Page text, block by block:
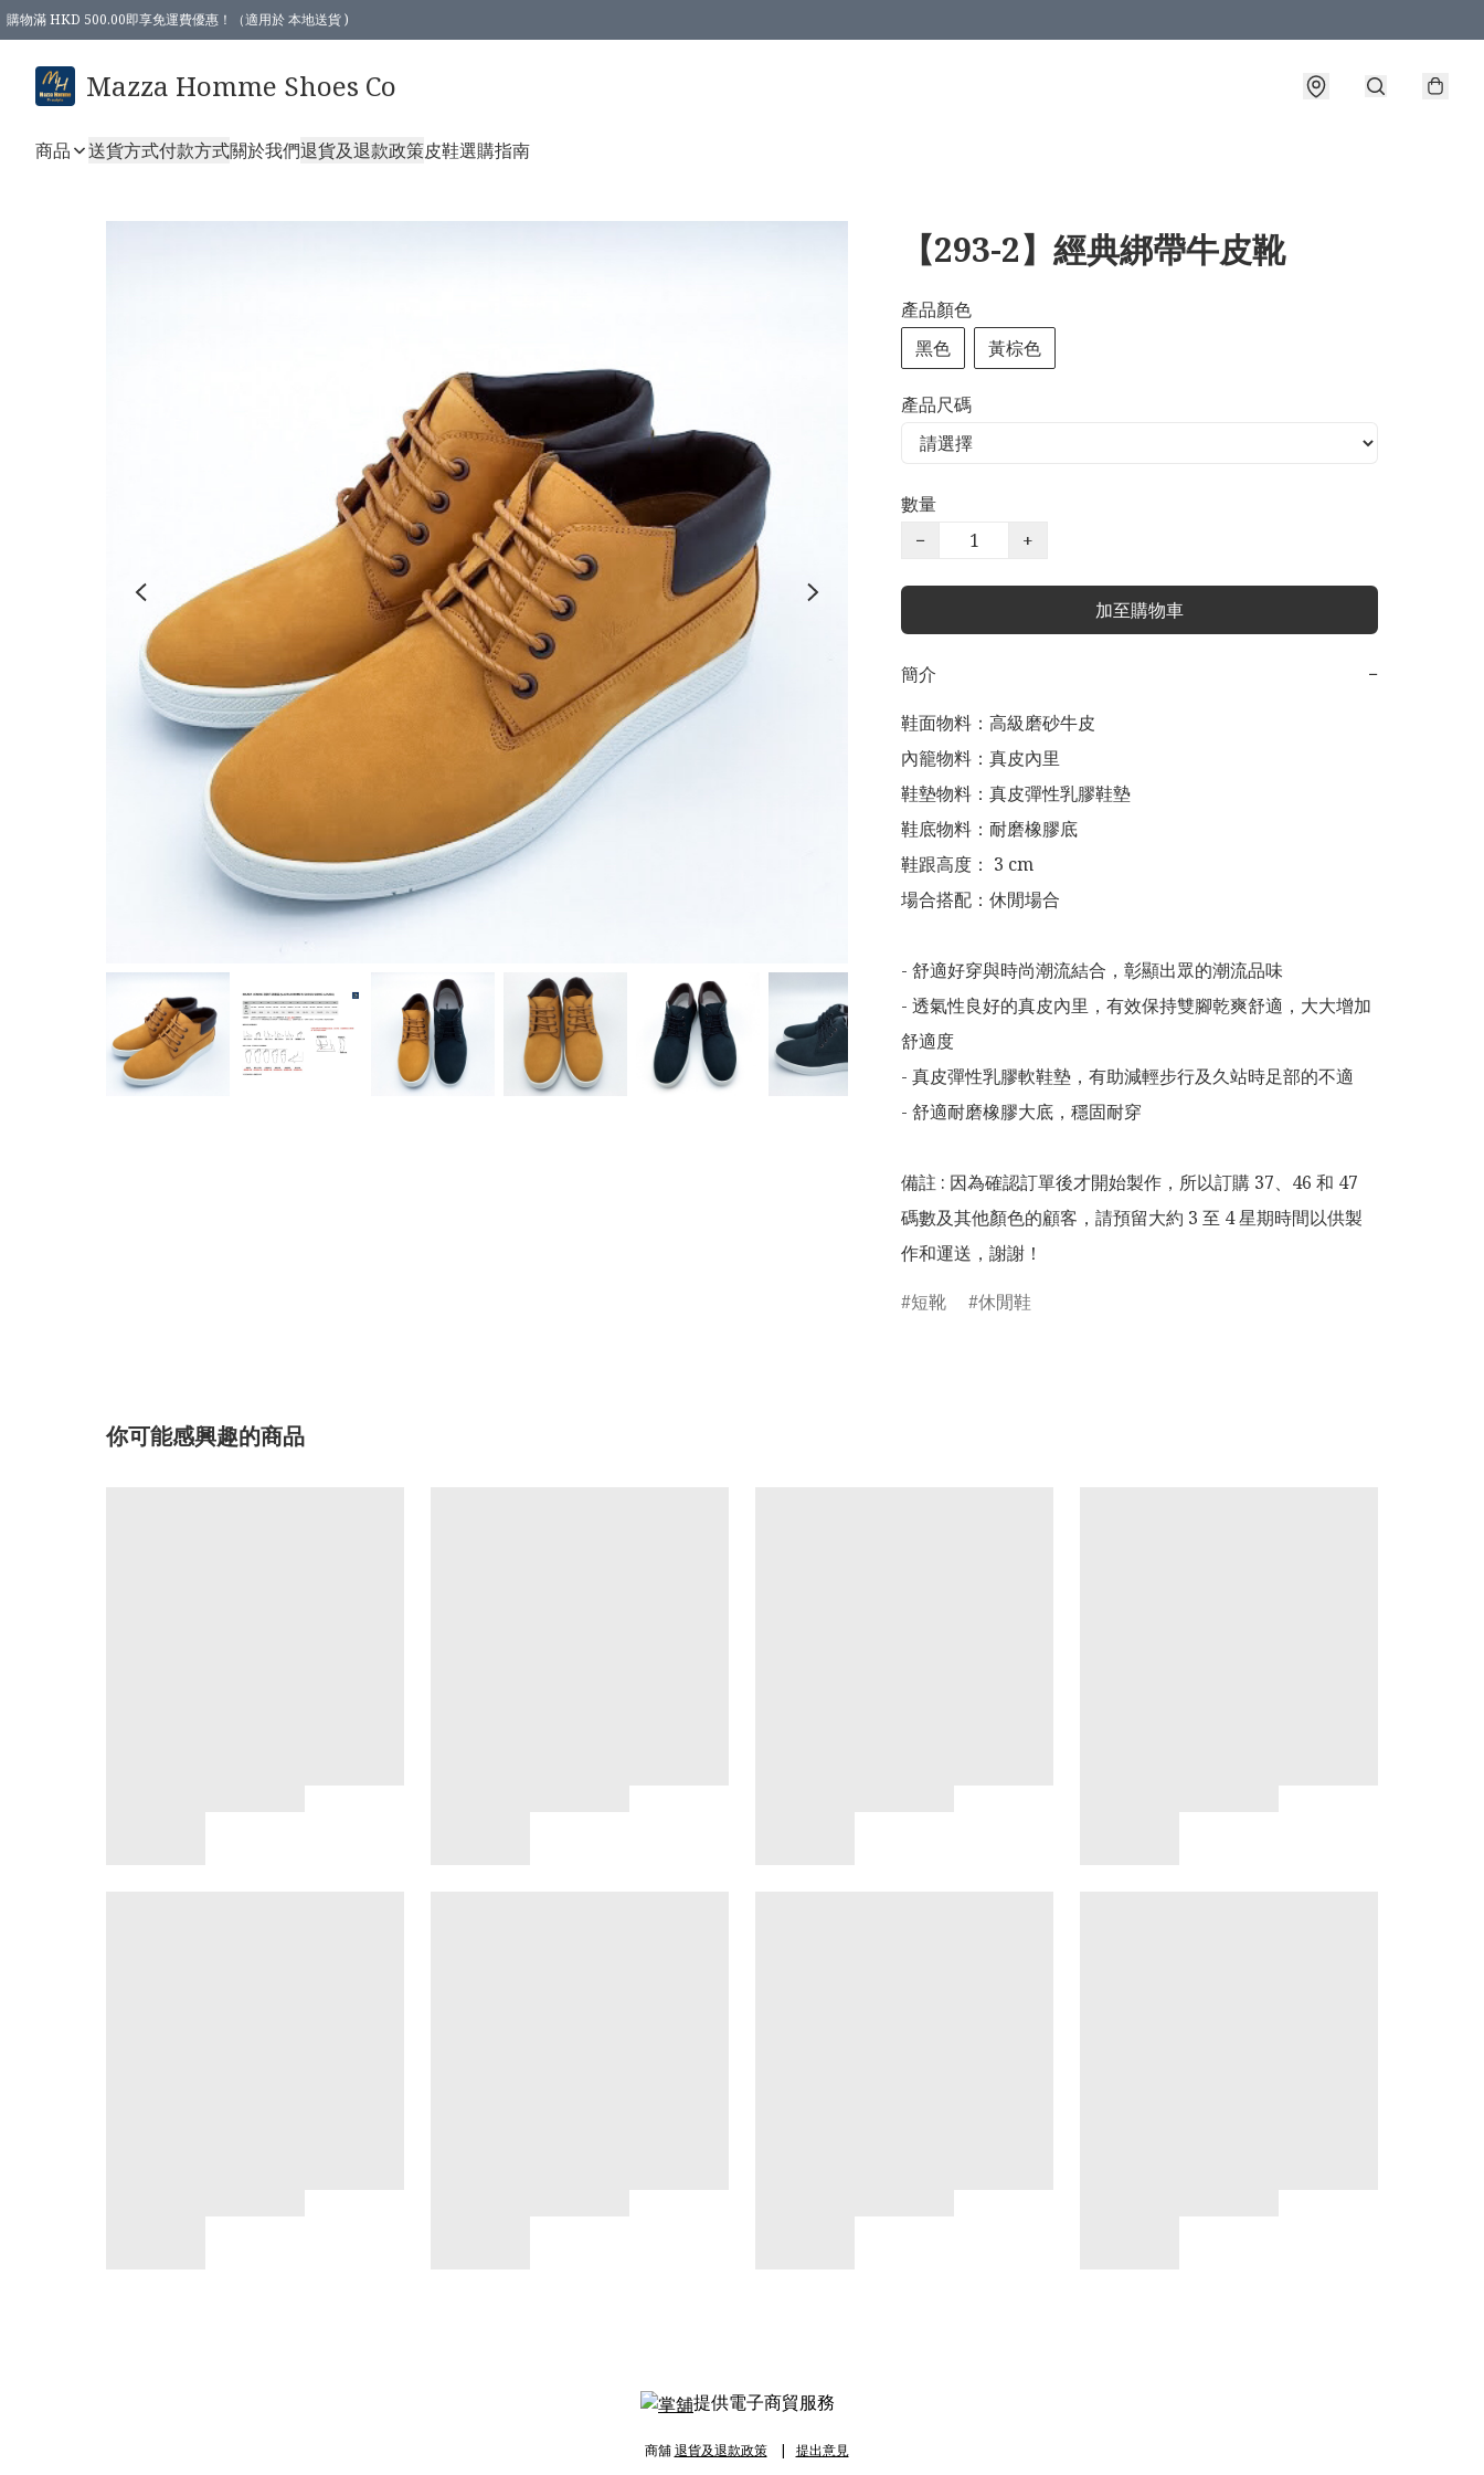
購物滿 HKD 500.00即享免運費優惠！（適用於 本地送貨 )
Mazza Homme Shoes Co
商品 送貨方式付款方式關於我們退貨及退款政策皮鞋選購指南
【293-2】經典綁帶牛皮靴
產品顏色
黑色
黃棕色
產品尺碼
數量
−
+
加至購物車
簡介
−
鞋面物料：高級磨砂牛皮
內籠物料：真皮內里
鞋墊物料：真皮彈性乳膠鞋墊
鞋底物料：耐磨橡膠底
鞋跟高度： 3 cm
場合搭配：休閒場合
- 舒適好穿與時尚潮流結合，彰顯出眾的潮流品味
- 透氣性良好的真皮內里，有效保持雙腳乾爽舒適，大大增加
舒適度
- 真皮彈性乳膠軟鞋墊，有助減輕步行及久站時足部的不適
- 舒適耐磨橡膠大底，穩固耐穿
備註 : 因為確認訂單後才開始製作，所以訂購 37、46 和 47
碼數及其他顏色的顧客，請預留大約 3 至 4 星期時間以供製
作和運送，謝謝！
短靴
休閒鞋
你可能感興趣的商品
提供電子商貿服務
商舖退貨及退款政策 提出意見